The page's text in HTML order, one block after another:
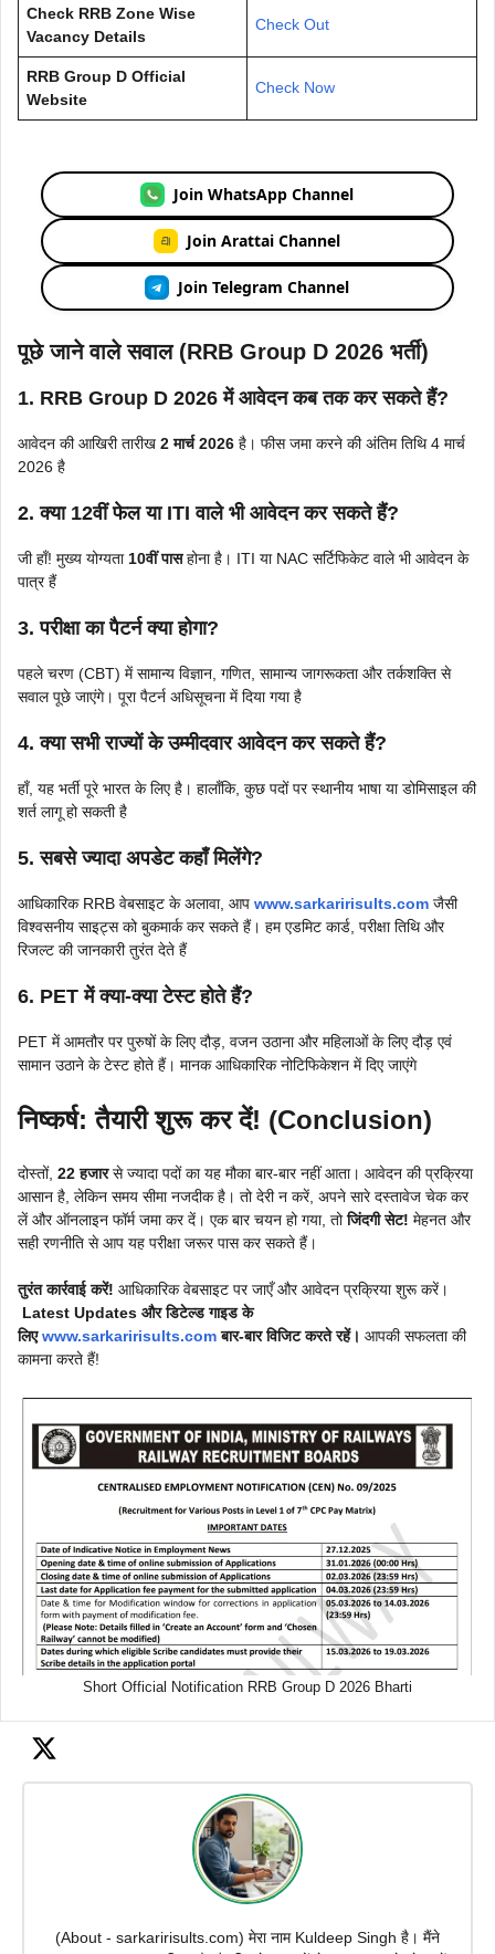
Check RRB Zone Wise
Vacancy Details
Check Out
RRB Group D Official
Website
Check Now
Join WhatsApp Channel
Join Arattai Channel
Join Telegram Channel
पूछे जाने वाले सवाल (RRB Group D 2026 भर्ती)
1. RRB Group D 2026 में आवेदन कब तक कर सकते हैं?
आवेदन की आखिरी तारीख 2 मार्च 2026 है। फीस जमा करने की अंतिम तिथि 4 मार्च
2026 है
2. क्या 12वीं फेल या ITI वाले भी आवेदन कर सकते हैं?
जी हाँ! मुख्य योग्यता 10वीं पासहोना है। ITI या NAC सर्टिफिकेट वाले भी आवेदन के
पात्र हैं
3. परीक्षा का पैटर्न क्या होगा?
पहले चरण (CBT) में सामान्य विज्ञान, गणित, सामान्य जागरूकता और तर्कशक्ति से
सवाल पूछे जाएंगे। पूरा पैटर्न अधिसूचना में दिया गया है
4. क्या सभी राज्यों के उम्मीदवार आवेदन कर सकते हैं?
हाँ, यह भर्ती पूरे भारत के लिए है। हालाँकि, कुछ पदों पर स्थानीय भाषा या डोमिसाइल की
शर्त लागू हो सकती है
5. सबसे ज्यादा अपडेट कहाँ मिलेंगे?
आधिकारिक RRB वेबसाइट के अलावा, आप www.sarkaririsults.com जैसी
विश्वसनीय साइट्स को बुकमार्क कर सकते हैं। हम एडमिट कार्ड, परीक्षा तिथि और
रिजल्ट की जानकारी तुरंत देते हैं
6. PET में क्या-क्या टेस्ट होते हैं?
PET में आमतौर पर पुरुषों के लिए दौड़, वजन उठाना और महिलाओं के लिए दौड़ एवं
सामान उठाने के टेस्ट होते हैं। मानक आधिकारिक नोटिफिकेशन में दिए जाएंगे
निष्कर्ष: तैयारी शुरू कर दें! (Conclusion)
दोस्तों, 22 हजारसे ज्यादा पदों का यह मौका बार-बार नहीं आता। आवेदन की प्रक्रिया
आसान है, लेकिन समय सीमा नजदीक है। तो देरी न करें, अपने सारे दस्तावेज चेक कर
लें और ऑनलाइन फॉर्म जमा कर दें। एक बार चयन हो गया, तोजिंदगी सेट! मेहनत और
सही रणनीति से आप यह परीक्षा जरूर पास कर सकते हैं।
तुरंत कार्रवाई करें! आधिकारिक वेबसाइट पर जाएँ और आवेदन प्रक्रिया शुरू करें।
Latest Updates और डिटेल्ड गाइड के
लिएwww.sarkaririsults.comबार-बार विजिट करते रहें। आपकी सफलता की
कामना करते हैं!
Short Official Notification RRB Group D 2026 Bharti
(About - sarkaririsults.com) मेरा नाम Kuldeep Singh है। मैंने